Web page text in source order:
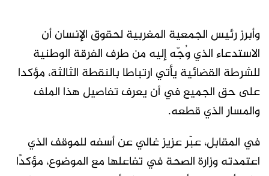
وأبرز رئيس الجمعية المغربية لحقوق الإنسان أن
الاستدعاء الذي وُجّه إليه من طرف الفرقة الوطنية
للشرطة القضائية يأتي ارتباطا بالنقطة الثالثة، مؤكدا
على حق الجميع في أن يعرف تفاصيل هذا الملف
والمسار الذي قطعه.
في المقابل، عبّر عزيز غالي عن أسفه للموقف الذي
اعتمدته وزارة الصحة في تفاعلها مع الموضوع، مؤكدًا